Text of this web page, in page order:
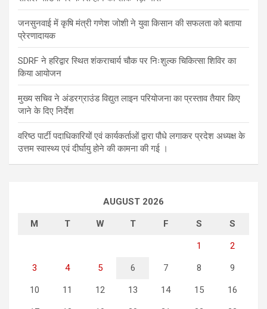
जनसुनवाई में कृषि मंत्री गणेश जोशी ने युवा किसान की सफलता को बताया
प्रेरणादायक
SDRF ने हरिद्वार स्थित शंकराचार्य चौक पर निःशुल्क चिकित्सा शिविर का
किया आयोजन
मुख्य सचिव ने अंडरग्राउंड विद्युत लाइन परियोजना का प्रस्ताव तैयार किए
जाने के दिए निर्देश
वरिष्ठ पार्टी पदाधिकारियों एवं कार्यकर्ताओं द्वारा पौधे लगाकर प्रदेश अध्यक्ष के
उत्तम स्वास्थ्य एवं दीर्घायु होने की कामना की गई ।
AUGUST 2026
M T W T F S S
1 2
3 4 5 6 7 8 9
10 11 12 13 14 15 16